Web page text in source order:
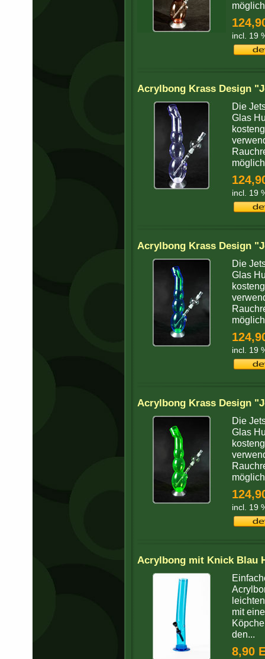
incl. 19
Acrylbong Krass Design
Die
Glas
incl. 19
Acrylbong Krass Design
Die
Glas
incl. 19
Acrylbong Krass Design
Die
Glas
incl. 19
Acrylbong mit Knick Blau
mit
den...
8,90